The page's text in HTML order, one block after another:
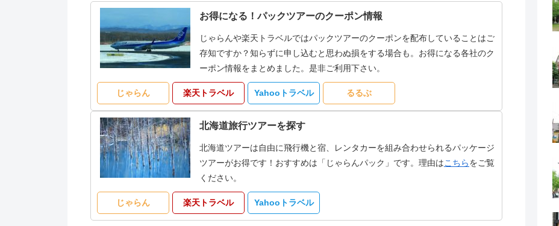
お得になる！パックツアーのクーポン情報
じゃらんや楽天トラベルではパックツアーのクーポンを配布していることはご
存知ですか？知らずに申し込むと思わぬ損をする場合も。お得になる各社のク
ーポン情報をまとめました。是非ご利用下さい。
じゃらん 楽天トラベル Yahooトラベル るるぶ
北海道旅行ツアーを探す
北海道ツアーは自由に飛行機と宿、レンタカーを組み合わせられるパッケージ
ツアーがお得です！おすすめは「じゃらんパック」です。理由はこちらをご覧
ください。
じゃらん 楽天トラベル Yahooトラベル